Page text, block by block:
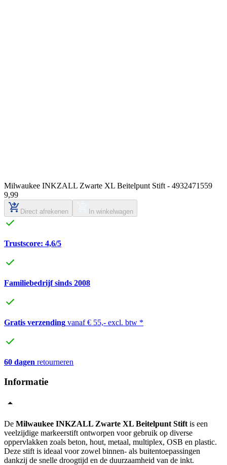
Milwaukee INKZALL Zwarte XL Beitelpunt Stift - 4932471559
9,99
Direct afrekenen In winkelwagen
Trustscore: 4,6/5
Familiebedrijf sinds 2008
Gratis verzending vanaf € 55,- excl. btw *
60 dagen retourneren
Informatie
De Milwaukee INKZALL Zwarte XL Beitelpunt Stift is een
veelzijdige markeerstift ontworpen voor gebruik op diverse
oppervlakken zoals beton, hout, metaal, multiplex, OSB en plastic.
Deze stift is ideaal voor zowel binnen- als buitentoepassingen
dankzij de snelle droogtijd en de duurzaamheid van de inkt.